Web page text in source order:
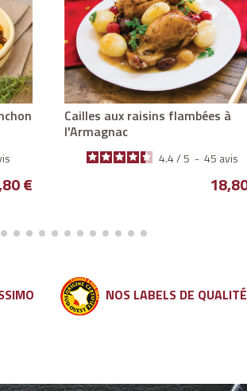
Prix
€
Cailles aux raisins flambées à
l'Armagnac
4.4 / 5 - 45 avis
NOS LABELS DE QUALITÉ